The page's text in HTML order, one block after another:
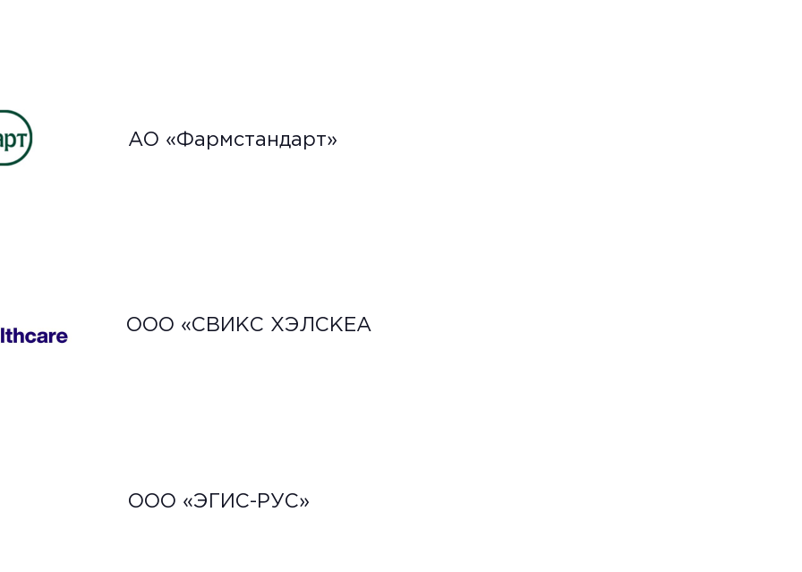
АО «Фармстандарт»
ООО «СВИКС ХЭЛСКЕА
ООО «ЭГИС-РУС»